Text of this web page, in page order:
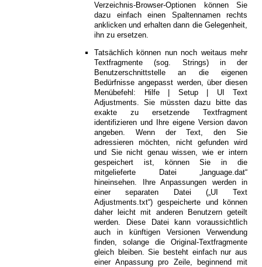
Verzeichnis-Browser-Optionen können Sie
dazu einfach einen Spaltennamen rechts
anklicken und erhalten dann die Gelegenheit,
ihn zu ersetzen.
Tatsächlich können nun noch weitaus mehr
Textfragmente (sog. Strings) in der
Benutzerschnittstelle an die eigenen
Bedürfnisse angepasst werden, über diesen
Menübefehl: Hilfe | Setup | UI Text
Adjustments. Sie müssten dazu bitte das
exakte zu ersetzende Textfragment
identifizieren und Ihre eigene Version davon
angeben. Wenn der Text, den Sie
adressieren möchten, nicht gefunden wird
und Sie nicht genau wissen, wie er intern
gespeichert ist, können Sie in die
mitgelieferte Datei „language.dat“
hineinsehen. Ihre Anpassungen werden in
einer separaten Datei („UI Text
Adjustments.txt“) gespeicherte und können
daher leicht mit anderen Benutzern geteilt
werden. Diese Datei kann voraussichtlich
auch in künftigen Versionen Verwendung
finden, solange die Original-Textfragmente
gleich bleiben. Sie besteht einfach nur aus
einer Anpassung pro Zeile, beginnend mit